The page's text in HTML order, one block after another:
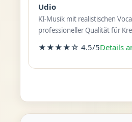
Udio
KI-Musik mit realistischen
professioneller Qualität für
★★★★☆ 4.5/5Details